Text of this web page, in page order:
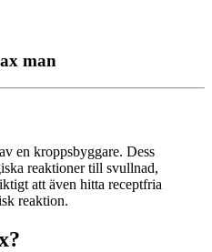
man
en kroppsbyggare. Dess
reaktioner till svullnad,
att även hitta receptfria
reaktion.